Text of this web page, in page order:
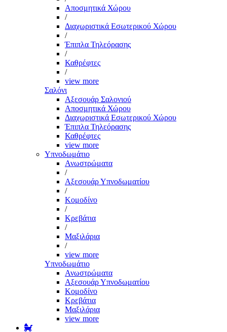
Αποσμητικά Χώρου
/
Διαχωριστικά Εσωτερικού Χώρου
/
Έπιπλα Τηλεόρασης
/
Καθρέφτες
/
view more
Σαλόνι
Αξεσουάρ Σαλονιού
Αποσμητικά Χώρου
Διαχωριστικά Εσωτερικού Χώρου
Έπιπλα Τηλεόρασης
Καθρέφτες
view more
Υπνοδωμάτιο
Ανωστρώματα
/
Αξεσουάρ Υπνοδωματίου
/
Κομοδίνο
/
Κρεβάτια
/
Μαξιλάρια
/
view more
Υπνοδωμάτιο
Ανωστρώματα
Αξεσουάρ Υπνοδωματίου
Κομοδίνο
Κρεβάτια
Μαξιλάρια
view more